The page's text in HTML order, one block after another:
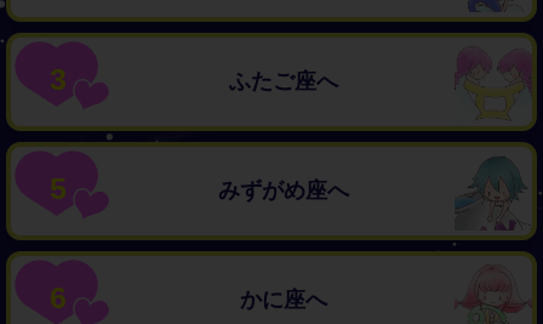
3 ふたご座へ
5 みずがめ座へ
6 かに座へ